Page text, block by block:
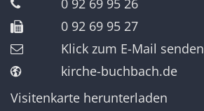
0 92 69 95 27
Klick zum E-Mail senden
kirche-buchbach.de
Visitenkarte herunterladen